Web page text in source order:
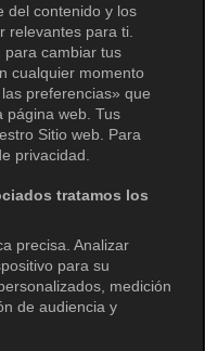
del contenido y los
relevantes para ti.
para cambiar tus
cualquier momento
preferencias» que
página web. Tus
Sitio web. Para
privacidad.
tratamos los
precisa. Analizar
para su
medición
de audiencia y